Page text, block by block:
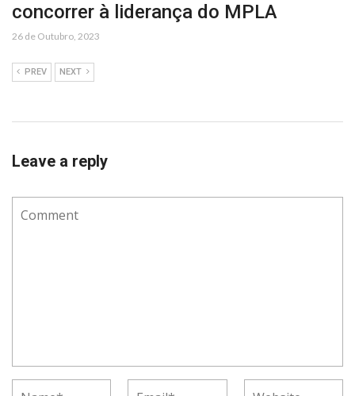
concorrer à liderança do MPLA
26 de Outubro, 2023
PREV NEXT
Leave a reply